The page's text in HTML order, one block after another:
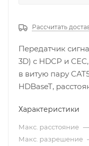
Рассчитать
Передатчик
3D) с HDCP и
в витую пару
HDBaseT,
Характеристики
Макс. расстояние —
Макс. разрешение